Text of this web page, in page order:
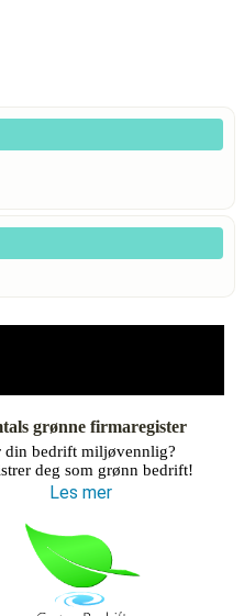
grønne firmaregister
din bedrift miljøvennlig?
deg som grønn bedrift!
Les mer